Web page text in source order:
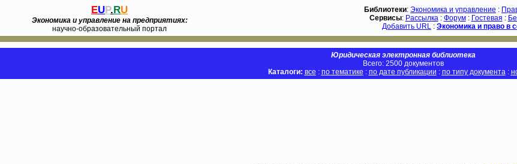
EUP.RU
Экономика и управление на предприятиях:
научно-образовательный портал
Библиотеки: Экономика и управление :
Сервисы: Рассылка: Форум: Гостевая :
Добавить URL : Экономика и право в
Юридическая электронная библиотека
Всего: 2500 документов
Каталоги: все : по тематике : по дате публикации : по типу документа: